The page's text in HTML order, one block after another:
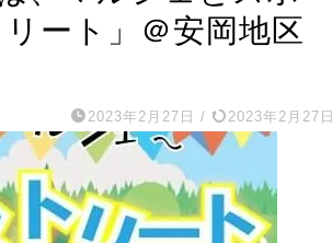
ート」＠安岡地区
2023年2月27日 / 2023年2月27日